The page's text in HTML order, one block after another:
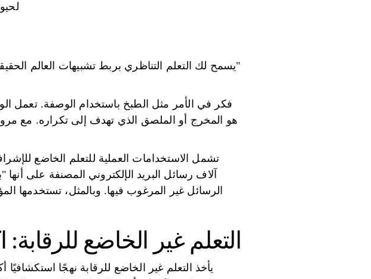
"يسمح لك التعلم التناظري بربط تشبيهات العالم
فكر في الأمر مثل الطبخ باستخدام الوصفة. تعمل
هو المخرج أو الملصق الذي تهدف إلى تكراره. مع
تشمل الاستخدامات العملية للتعلم الخاضع
آلاف رسائل البريد الإلكتروني المصنفة على
الرسائل غير المرغوب فيها. وبالمثل، تستخدمها
التعلم غير الخاضع
يأخذ التعلم غير الخاضع للرقابة نهجًا